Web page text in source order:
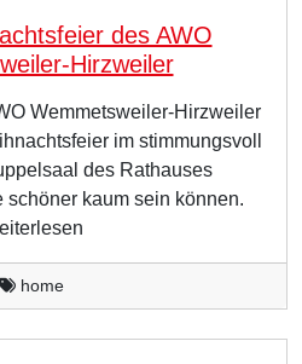
des AWO
Hirzweiler
Wemmetsweiler-Hirzweiler
im stimmungsvoll
des Rathauses
schöner kaum sein können.
home